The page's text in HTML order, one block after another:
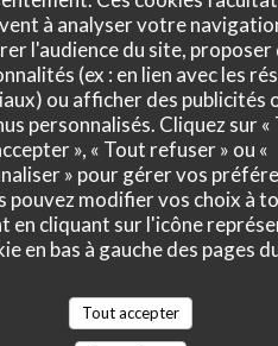
à analyser votre
l'audience du site, proposer
(ex : en lien avec les
ou afficher des publicités
personnalisés. Cliquez sur «
», « Tout refuser » ou «
» pour gérer vos
pouvez modifier vos choix à
en cliquant sur l'icône
en bas à gauche des pages
Tout accepter
nos clients
5 /5 Qualité / Prix :
A refaire